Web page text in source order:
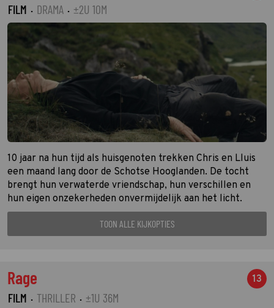
FILM · DRAMA · ±2U 10M
10 jaar na hun tijd als huisgenoten trekken Chris en Lluis
een maand lang door de Schotse Hooglanden. De tocht
brengt hun verwaterde vriendschap, hun verschillen en
hun eigen onzekerheden onvermijdelijk aan het licht.
TOON ALLE KIJKOPTIES
Rage 13
FILM · THRILLER · ±1U 36M